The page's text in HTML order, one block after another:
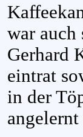
war auch
Gerhard
eintrat
in der